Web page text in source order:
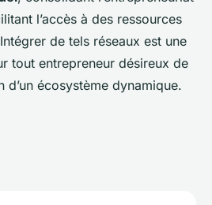
l’accès à des ressources
de tels réseaux est une
tout entrepreneur désireux de
d’un écosystème dynamique.